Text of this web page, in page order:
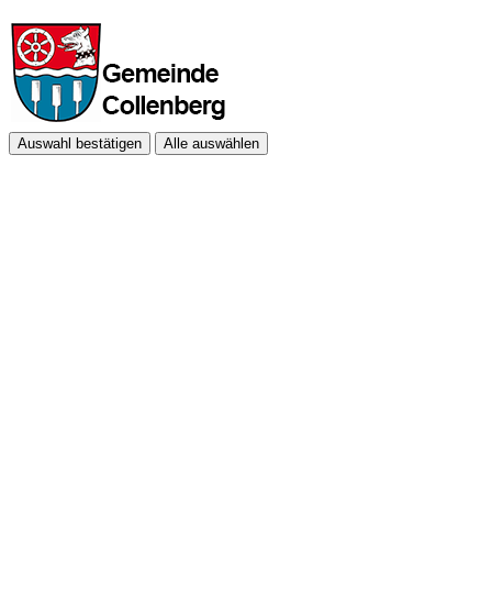
Auswahl bestätigen Alle auswählen